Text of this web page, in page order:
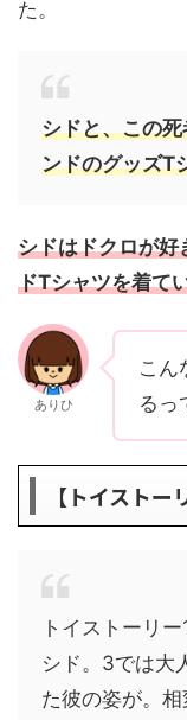
た。
シドと、この
ンドのグッズT
シドはドクロが好
ドTシャツを着て
ありひ
こん
るっ
【トイスト
トイストーリ
シド。3では大
た彼の姿が。相